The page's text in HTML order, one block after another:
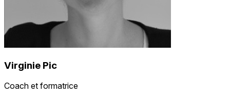
Virginie Pic
Coach et formatrice